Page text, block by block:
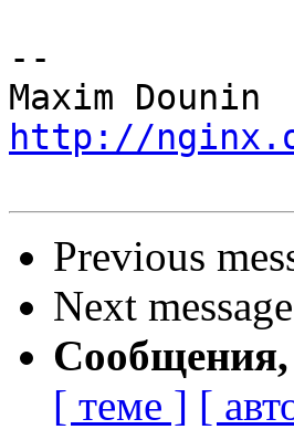
--
http://
Previous
Next
[ теме ] [